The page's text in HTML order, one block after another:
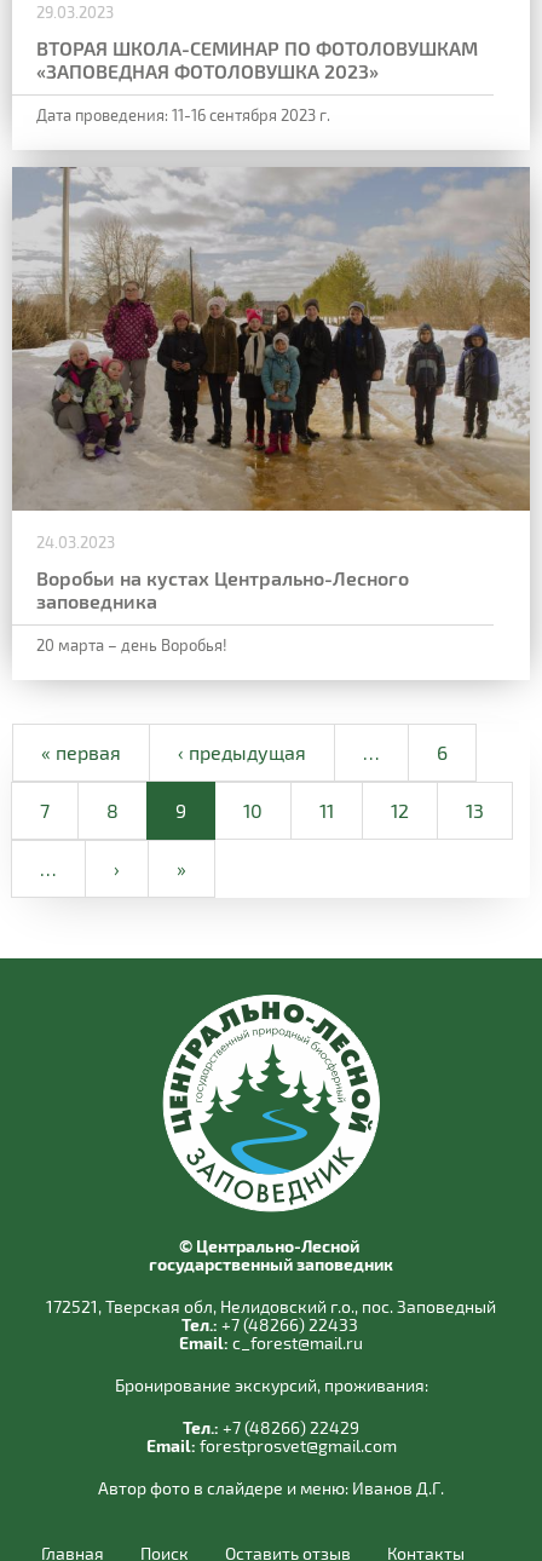
29.03.2023
ВТОРАЯ ШКОЛА-СЕМИНАР ПО ФОТОЛОВУШКАМ
«ЗАПОВЕДНАЯ ФОТОЛОВУШКА 2023»
Дата проведения: 11-16 сентября 2023 г.
24.03.2023
Воробьи на кустах Центрально-Лесного
заповедника
20 марта – день Воробья!
« первая ‹ предыдущая 6
7 8 9 10 11 12 13
› »
© Центрально-Лесной
государственный заповедник
172521, Тверская обл, Нелидовский г.о., пос. Заповедный
Тел.: +7 (48266) 22433
Email: c_forest@mail.ru
Бронирование экскурсий, проживания:
Тел.: +7 (48266) 22429
Email: forestprosvet@gmail.com
Автор фото в слайдере и меню: Иванов Д.Г.
Главная Поиск Оставить отзыв Контакты